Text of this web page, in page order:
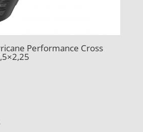
Performance Cross